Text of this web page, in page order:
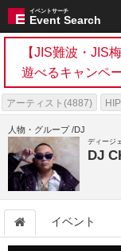
Event Search
イベントサーチ
【JIS難波・JIS
遊べるキャンペ
アーティスト(4887)
出演依頼可能アーティスト
出演依頼可能DJ DJブッ
人物・グループ /DJ
ディージ
DJ
イベント